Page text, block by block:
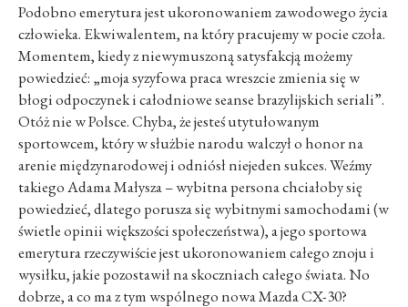
Podobno emerytura jest ukoronowaniem zawodowego życia
człowieka. Ekwiwalentem, na który pracujemy w pocie czoła.
Momentem, kiedy z niewymuszoną satysfakcją możemy
powiedzieć: „moja syzyfowa praca wreszcie zmienia się w
błogi odpoczynek i całodniowe seanse brazylijskich seriali”.
Otóż nie w Polsce. Chyba, że jesteś utytułowanym
sportowcem, który w służbie narodu walczył o honor na
arenie międzynarodowej i odniósł niejeden sukces. Weźmy
takiego Adama Małysza – wybitna persona chciałoby się
powiedzieć, dlatego porusza się wybitnymi samochodami (w
świetle opinii większości społeczeństwa), a jego sportowa
emerytura rzeczywiście jest ukoronowaniem całego znoju i
wysiłku, jakie pozostawił na skoczniach całego świata. No
dobrze, a co ma z tym wspólnego nowa Mazda CX-30?